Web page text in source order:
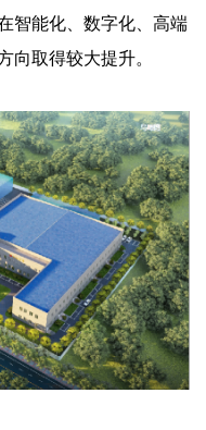
智能化、数字化、高端
向取得较大提升。